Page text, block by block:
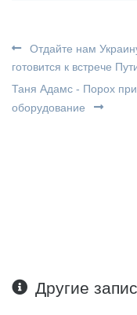
Отдайте нам
готовится к встрече
Таня Адамс - Порох
оборудование
Другие